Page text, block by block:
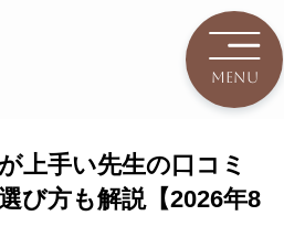
上手い先生の口コミ
び方も解説【2026年8